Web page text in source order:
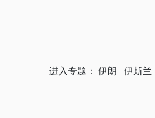
进入专题： 伊朗 伊斯兰